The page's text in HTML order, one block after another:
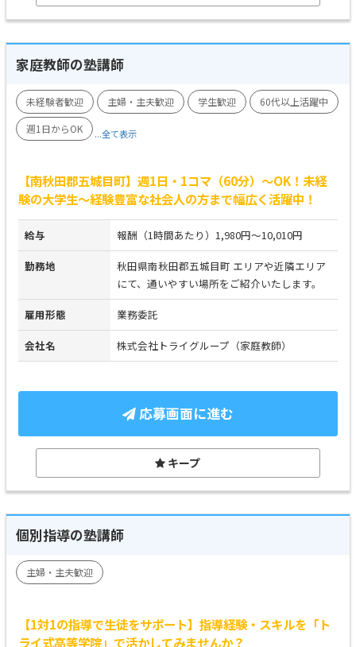
家庭教師の塾講師
未経験者歓迎 主婦・主夫歓迎 学生歓迎
60代以上活躍中
週1日からOK
...全て表示
【南秋田郡五城目町】週1日・1コマ（60分）～OK！未経
験の大学生～経験豊富な社会人の方まで幅広く活躍中！
給与 報酬（1時間あたり）1,980円～10,010円
勤務地
秋田県南秋田郡五城目町 エリアや近隣エリア
にて、通いやすい場所をご紹介いたします。
雇用形態 業務委託
会社名 株式会社トライグループ（家庭教師）
応募画面に進む
キープ
個別指導の塾講師
主婦・主夫歓迎
【1対1の指導で生徒をサポート】指導経験・スキルを「ト
ライ式高等学院」で活かしてみませんか？